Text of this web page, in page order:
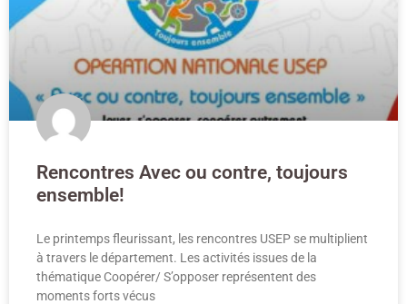
Rencontres Avec ou contre, toujours
ensemble!
Le printemps fleurissant, les rencontres USEP se multiplient
à travers le département. Les activités issues de la
thématique Coopérer/ S’opposer représentent des
moments forts vécus